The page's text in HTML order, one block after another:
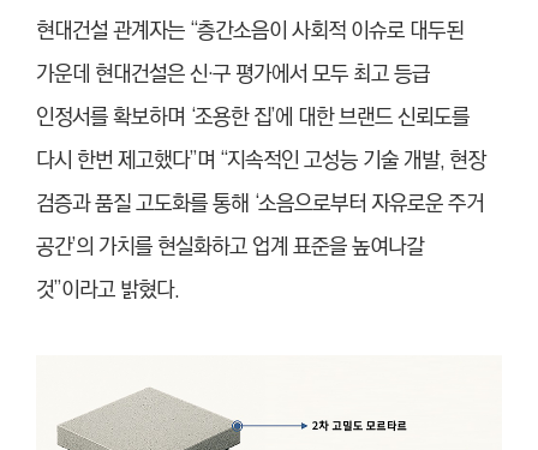
현대건설 관계자는 “층간소음이 사회적 이슈로 대두된
가운데 현대건설은 신·구 평가에서 모두 최고 등급
인정서를 확보하며 ‘조용한 집’에 대한 브랜드 신뢰도를
다시 한번 제고했다”며 “지속적인 고성능 기술 개발, 현장
검증과 품질 고도화를 통해 ‘소음으로부터 자유로운 주거
공간’의 가치를 현실화하고 업계 표준을 높여나갈
것”이라고 밝혔다.